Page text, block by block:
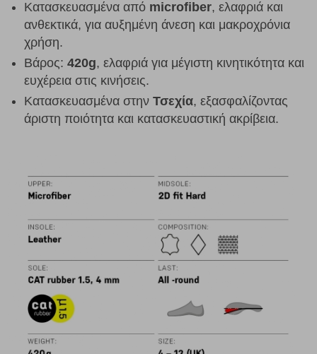
Κατασκευασμένα από microfiber, ελαφριά και
ανθεκτικά, για αυξημένη άνεση και μακροχρόνια
χρήση.
Βάρος: 420g, ελαφριά για μέγιστη κινητικότητα και
ευχέρεια στις κινήσεις.
Κατασκευασμένα στην Τσεχία, εξασφαλίζοντας
άριστη ποιότητα και κατασκευαστική ακρίβεια.